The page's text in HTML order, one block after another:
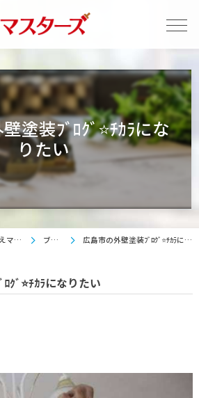
塗装ﾌﾞﾛｸﾞ⭐ﾁｶﾗにな
りたい
広島市の外壁塗装は塗替えマスターズ ブログ 広島市の外壁塗装ﾌﾞﾛｸﾞ⭐ﾁｶﾗになりたい
ｸﾞ⭐ﾁｶﾗになりたい